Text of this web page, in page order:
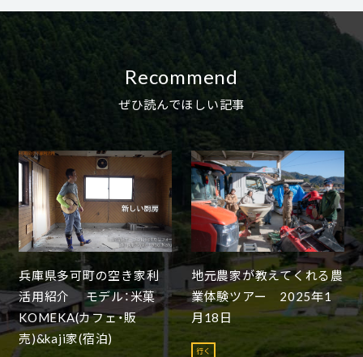
Recommend
ぜひ読んでほしい記事
兵庫県多可町の空き家利
活用紹介 モデル：米菓
KOMEKA(カフェ・販
売)&kaji家(宿泊)
地元農家が教えてくれる農
業体験ツアー 2025年1
月18日
行く